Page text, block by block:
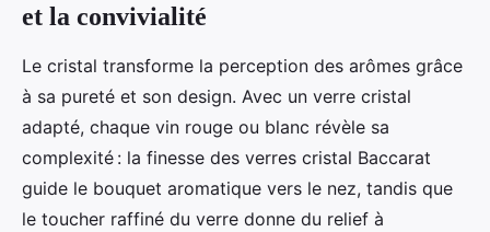
et la convivialité
Le cristal transforme la perception des arômes grâce
à sa pureté et son design. Avec un verre cristal
adapté, chaque vin rouge ou blanc révèle sa
complexité : la finesse des verres cristal Baccarat
guide le bouquet aromatique vers le nez, tandis que
le toucher raffiné du verre donne du relief à